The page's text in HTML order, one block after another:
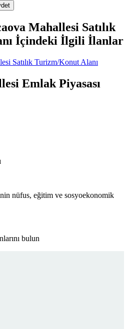
Mahallesi Satılık
İçindeki İlgili İlanlar
Satılık Turizm/Konut Alanı
Emlak Piyasası
nüfus, eğitim ve sosyoekonomik
bulun